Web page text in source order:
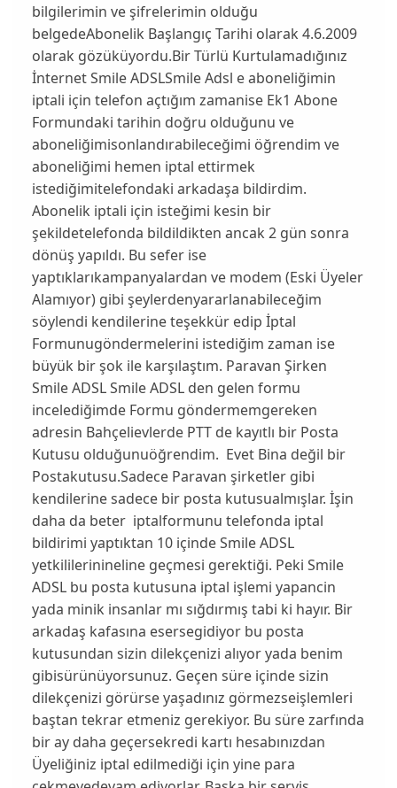
bilgilerimin ve şifrelerimin olduğu
belgedeAbonelik Başlangıç Tarihi olarak 4.6.2009
olarak gözüküyordu.Bir Türlü Kurtulamadığınız
İnternet Smile ADSLSmile Adsl e aboneliğimin
iptali için telefon açtığım zamanise Ek1 Abone
Formundaki tarihin doğru olduğunu ve
aboneliğimisonlandırabileceğimi öğrendim ve
aboneliğimi hemen iptal ettirmek
istediğimitelefondaki arkadaşa bildirdim.
Abonelik iptali için isteğimi kesin bir
şekildetelefonda bildildikten ancak 2 gün sonra
dönüş yapıldı. Bu sefer ise
yaptıklarıkampanyalardan ve modem (Eski Üyeler
Alamıyor) gibi şeylerdenyararlanabileceğim
söylendi kendilerine teşekkür edip İptal
Formunugöndermelerini istediğim zaman ise
büyük bir şok ile karşılaştım. Paravan Şirken
Smile ADSL Smile ADSL den gelen formu
incelediğimde Formu göndermemgereken
adresin Bahçelievlerde PTT de kayıtlı bir Posta
Kutusu olduğunuöğrendim. Evet Bina değil bir
Postakutusu.Sadece Paravan şirketler gibi
kendilerine sadece bir posta kutusualmışlar. İşin
daha da beter iptalformunu telefonda iptal
bildirimi yaptıktan 10 içinde Smile ADSL
yetkililerinineline geçmesi gerektiği. Peki Smile
ADSL bu posta kutusuna iptal işlemi yapancin
yada minik insanlar mı sığdırmış tabi ki hayır. Bir
arkadaş kafasına esersegidiyor bu posta
kutusundan sizin dilekçenizi alıyor yada benim
gibisürünüyorsunuz. Geçen süre içinde sizin
dilekçenizi görürse yaşadınız görmezseişlemleri
baştan tekrar etmeniz gerekiyor. Bu süre zarfında
bir ay daha geçersekredi kartı hesabınızdan
Üyeliğiniz iptal edilmediği için yine para